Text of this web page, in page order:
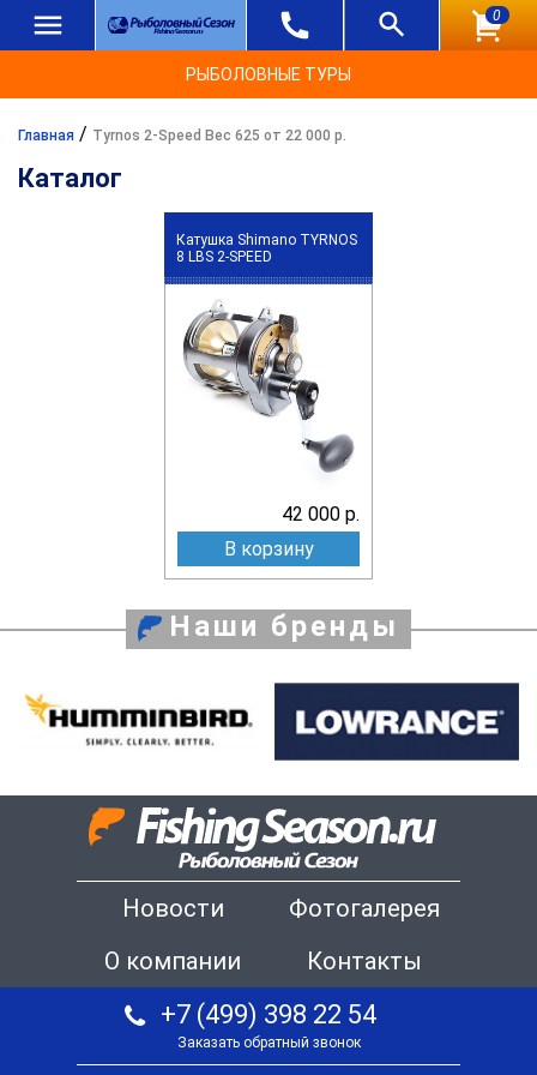
0
РЫБОЛОВНЫЕ ТУРЫ
Главная / Tyrnos 2-Speed Вес 625 от 22 000 р.
Каталог
Катушка Shimano TYRNOS
8 LBS 2-SPEED
42 000 р.
В корзину
Наши бренды
Новости
Фотогалерея
О компании
Контакты
+7 (499) 398 22 54
Заказать обратный звонок